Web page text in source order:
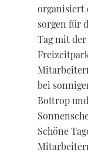
organisiert
sorgen für
Tag mit
bei
Bottrop
Schöne